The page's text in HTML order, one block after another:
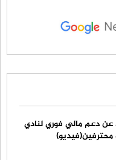
دعم مالي فوري لنادي